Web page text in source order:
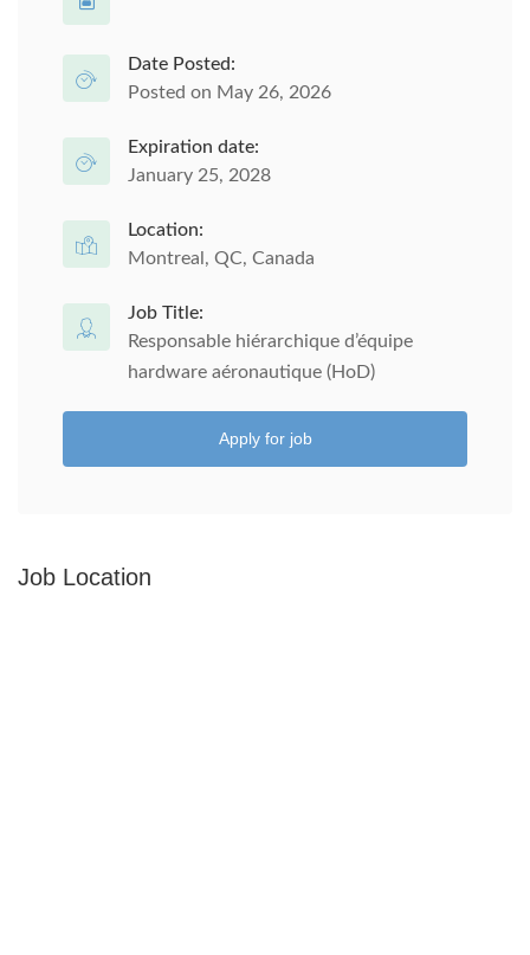
Date Posted:
Posted on May 26, 2026
Expiration date:
January 25, 2028
Location:
Montreal, QC, Canada
Job Title:
Responsable hiérarchique d’équipe
hardware aéronautique (HoD)
Apply for job
Job Location